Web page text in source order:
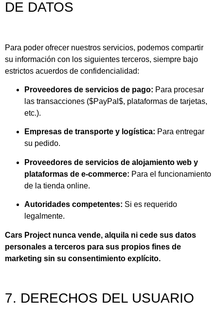
DE DATOS
Para poder ofrecer nuestros servicios, podemos compartir
su información con los siguientes terceros, siempre bajo
estrictos acuerdos de confidencialidad:
Proveedores de servicios de pago: Para procesar
las transacciones ($PayPal$, plataformas de tarjetas,
etc.).
Empresas de transporte y logística: Para entregar
su pedido.
Proveedores de servicios de alojamiento web y
plataformas de e-commerce: Para el funcionamiento
de la tienda online.
Autoridades competentes: Si es requerido
legalmente.
Cars Project nunca vende, alquila ni cede sus datos
personales a terceros para sus propios fines de
marketing sin su consentimiento explícito.
7. DERECHOS DEL USUARIO